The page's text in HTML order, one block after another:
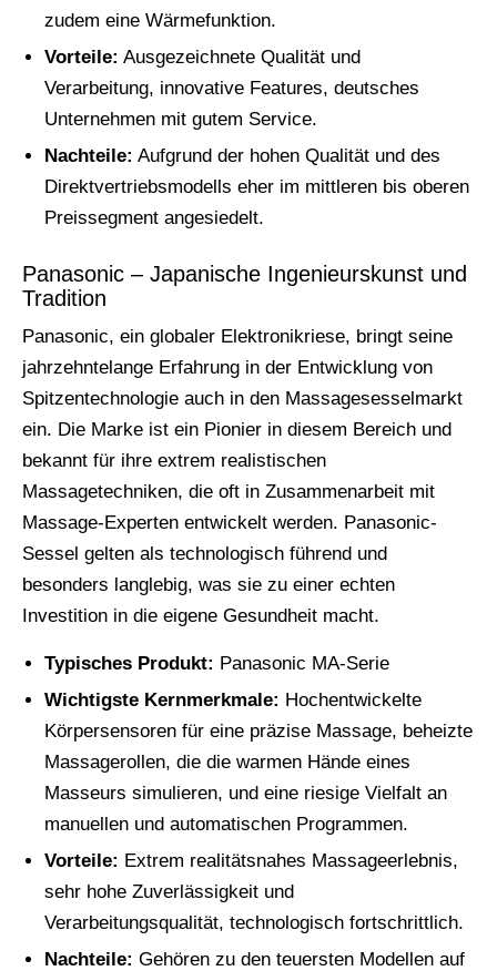
zudem eine Wärmefunktion.
Vorteile: Ausgezeichnete Qualität und
Verarbeitung, innovative Features, deutsches
Unternehmen mit gutem Service.
Nachteile: Aufgrund der hohen Qualität und des
Direktvertriebsmodells eher im mittleren bis oberen
Preissegment angesiedelt.
Panasonic – Japanische Ingenieurskunst und
Tradition
Panasonic, ein globaler Elektronikriese, bringt seine
jahrzehntelange Erfahrung in der Entwicklung von
Spitzentechnologie auch in den Massagesesselmarkt
ein. Die Marke ist ein Pionier in diesem Bereich und
bekannt für ihre extrem realistischen
Massagetechniken, die oft in Zusammenarbeit mit
Massage-Experten entwickelt werden. Panasonic-
Sessel gelten als technologisch führend und
besonders langlebig, was sie zu einer echten
Investition in die eigene Gesundheit macht.
Typisches Produkt: Panasonic MA-Serie
Wichtigste Kernmerkmale: Hochentwickelte
Körpersensoren für eine präzise Massage, beheizte
Massagerollen, die die warmen Hände eines
Masseurs simulieren, und eine riesige Vielfalt an
manuellen und automatischen Programmen.
Vorteile: Extrem realitätsnahes Massageerlebnis,
sehr hohe Zuverlässigkeit und
Verarbeitungsqualität, technologisch fortschrittlich.
Nachteile: Gehören zu den teuersten Modellen auf